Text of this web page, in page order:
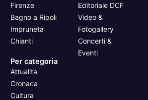
Firenze
Bagno a Ripoli
Impruneta
Chianti
Per categoria
Attualità
Cronaca
Cultura
Editoriale DCF
Video &
Fotogallery
Concerti &
Eventi